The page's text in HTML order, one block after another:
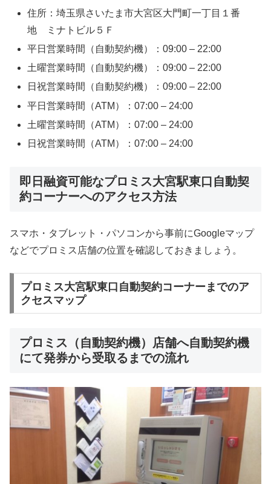
住所：埼玉県さいたま市大宮区大門町一丁目１番
地 ミナトビル５Ｆ
平日営業時間（自動契約機）：09:00 – 22:00
土曜営業時間（自動契約機）：09:00 – 22:00
日祝営業時間（自動契約機）：09:00 – 22:00
平日営業時間（ATM）：07:00 – 24:00
土曜営業時間（ATM）：07:00 – 24:00
日祝営業時間（ATM）：07:00 – 24:00
即日融資可能なプロミス大宮駅東口自動契
約コーナーへのアクセス方法
スマホ・タブレット・パソコンから事前にGoogleマップ
などでプロミス店舗の位置を確認しておきましょう。
プロミス大宮駅東口自動契約コーナーまでのア
クセスマップ
プロミス（自動契約機）店舗へ自動契約機
にて発券から受取るまでの流れ